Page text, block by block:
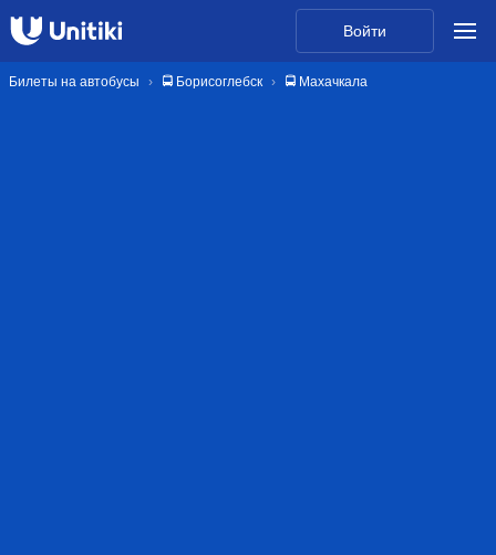
Войти
Билеты на автобусы 🚍 Борисоглебск 🚍 Махачкала